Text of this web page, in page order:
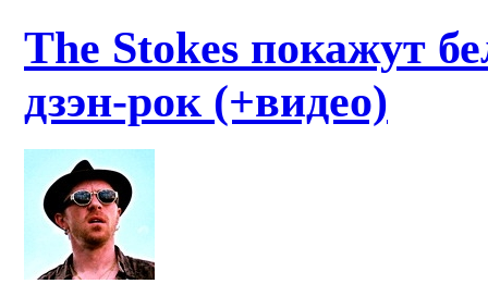
The Stokes покажут
дзэн-рок (+видео)